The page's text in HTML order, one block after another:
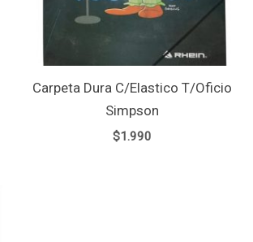
Carpeta Dura C/Elastico T/Oficio
Simpson
$1.990